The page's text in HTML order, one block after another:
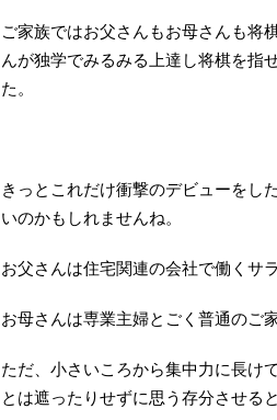
ご家族ではお父さんもお母さんも将
んが独学でみるみる上達し将棋を指
た。
きっとこれだけ衝撃のデビューをし
いのかもしれませんね。
お父さんは住宅関連の会社で働くサ
お母さんは専業主婦とごく普通のご
ただ、小さいころから集中力に長け
とは遮ったりせずに思う存分させる